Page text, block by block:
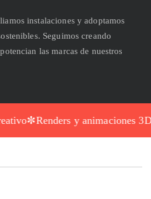
instalaciones y adoptamos
Seguimos creando
las marcas de nuestros
✼Renders y animaciones 3D